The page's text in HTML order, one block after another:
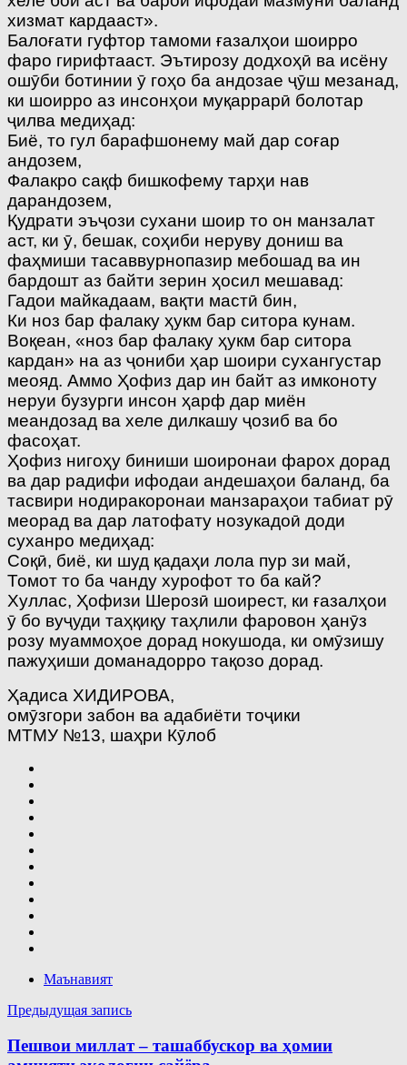
хизмат кардааст».
Балоғати гуфтор тамоми ғазалҳои шоирро
фаро гирифтааст. Эътирозу додхоҳӣ ва исёну
ошӯби ботинии ӯ гоҳо ба андозае ҷӯш мезанад,
ки шоирро аз инсонҳои муқаррарӣ болотар
ҷилва медиҳад:
Биё, то гул барафшонему май дар соғар
андозем,
Фалакро сақф бишкофему тарҳи нав
дарандозем,
Қудрати эъҷози сухани шоир то он манзалат
аст, ки ӯ, бешак, соҳиби неруву дониш ва
фаҳмиши тасаввурнопазир мебошад ва ин
бардошт аз байти зерин ҳосил мешавад:
Гадои майкадаам, вақти мастӣ бин,
Ки ноз бар фалаку ҳукм бар ситора кунам.
Воқеан, «ноз бар фалаку ҳукм бар ситора
кардан» на аз ҷониби ҳар шоири сухангустар
меояд. Аммо Ҳофиз дар ин байт аз имконоту
неруи бузурги инсон ҳарф дар миён
меандозад ва хеле дилкашу ҷозиб ва бо
фасоҳат.
Ҳофиз нигоҳу биниши шоиронаи фарох дорад
ва дар радифи ифодаи андешаҳои баланд, ба
тасвири нодиракоронаи манзараҳои табиат рӯ
меорад ва дар латофату нозукадоӣ доди
суханро медиҳад:
Соқӣ, биё, ки шуд қадаҳи лола пур зи май,
Томот то ба чанду хурофот то ба кай?
Хуллас, Ҳофизи Шерозӣ шоирест, ки ғазалҳои
ӯ бо вуҷуди таҳқиқу таҳлили фаровон ҳанӯз
розу муаммоҳое дорад нокушода, ки омӯзишу
пажуҳиши доманадорро тақозо дорад.
Ҳадиса ХИДИРОВА,
омӯзгори забон ва адабиёти тоҷики
МТМУ №13, шаҳри Кӯлоб
Маънавият
Навигация
по
Предыдущая запись
Пешвои миллат – ташаббускор ва ҳомии